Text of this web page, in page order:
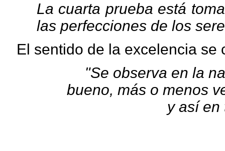
La cuarta prueba está
las perfecciones de los
El sentido de la excelencia se
"Se observa en la
bueno, más o menos
y así en